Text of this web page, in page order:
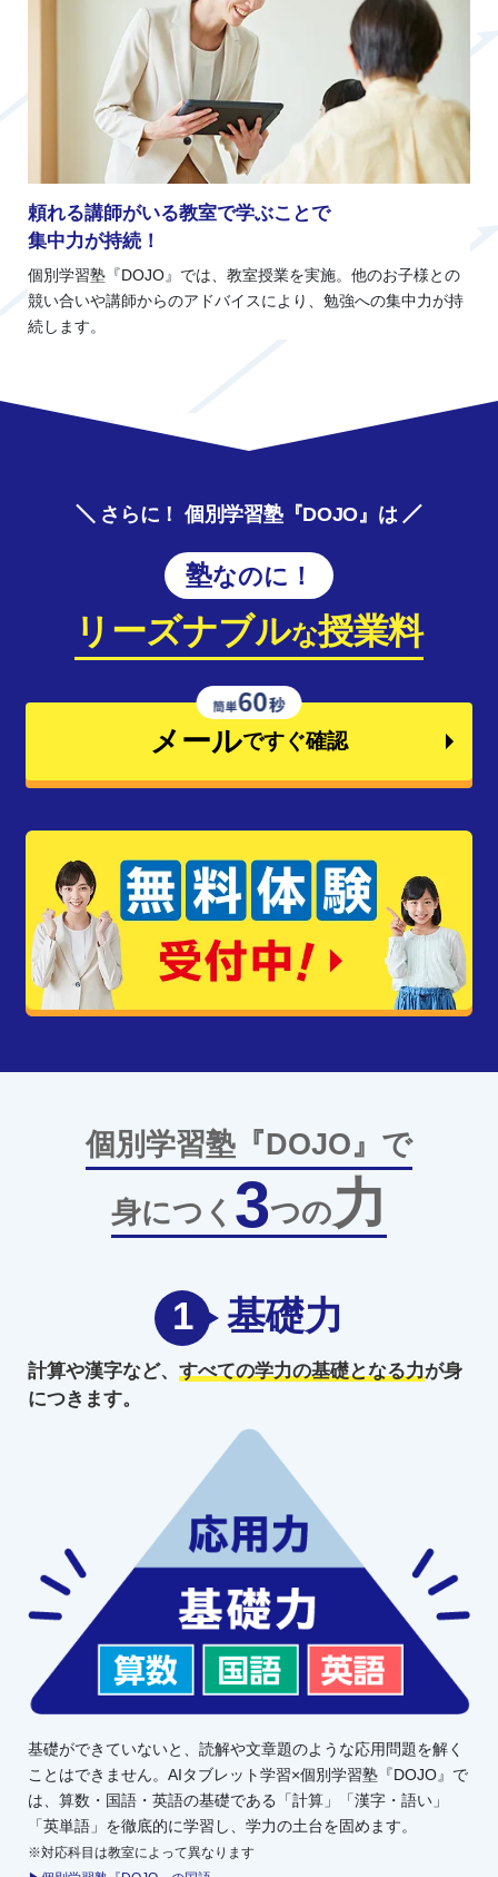
頼れる講師がいる教室で学ぶことで
集中力が持続！
個別学習塾『DOJO』では、教室授業を実施。他のお子様との
競い合いや講師からのアドバイスにより、勉強への集中力が持
続します。
さらに！ 個別学習塾『DOJO』は
塾なのに！
リーズナブルな授業料
メールですぐ確認
個別学習塾『DOJO』で
身につく 3つの力
1 基礎力
計算や漢字など、 すべての学力の基礎となる力が身
につきます。
基礎ができていないと、読解や文章題のような応用問題を解く
ことはできません。AIタブレット学習×個別学習塾『DOJO』で
は、算数・国語・英語の基礎である「計算」「漢字・語い」
「英単語」を徹底的に学習し、学力の土台を固めます。
※対応科目は教室によって異なります